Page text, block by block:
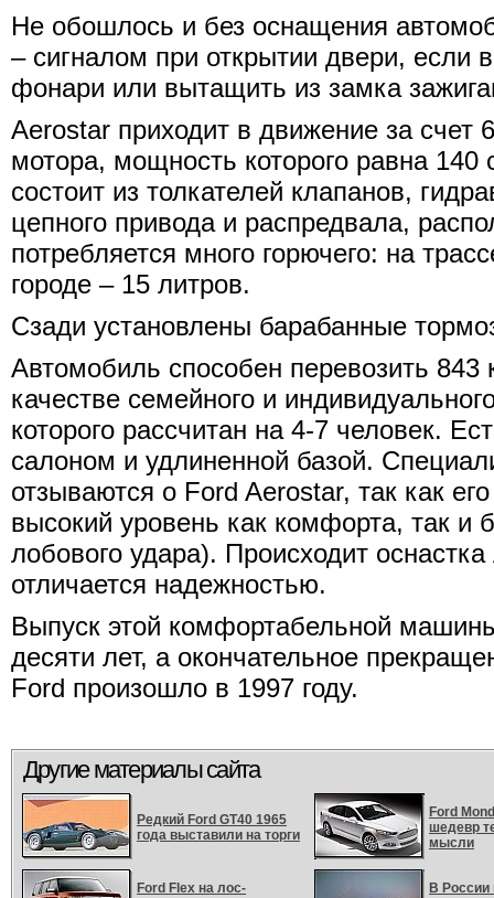
Не обошлось и без оснащения
– сигналом при открытии двери, если
фонари или вытащить из замка
Aerostar приходит в движение за счет
мотора, мощность которого равна 140
состоит из толкателей клапанов,
цепного привода и распредвала,
потребляется много горючего: на
городе – 15 литров.
Сзади установлены барабанные
Автомобиль способен перевозить 843
качестве семейного и
которого рассчитан на 4-7 человек.
салоном и удлиненной базой.
отзываются о Ford Aerostar, так как
высокий уровень как комфорта, так и
лобового удара). Происходит
отличается надежностью.
Выпуск этой комфортабельной
десяти лет, а окончательное
Ford произошло в 1997 году.
Другие материалы сайта
Редкий Ford GT40 1965
года выставили на торги
Ford Flex на лос-
Ford
шедевр
мысли
В России